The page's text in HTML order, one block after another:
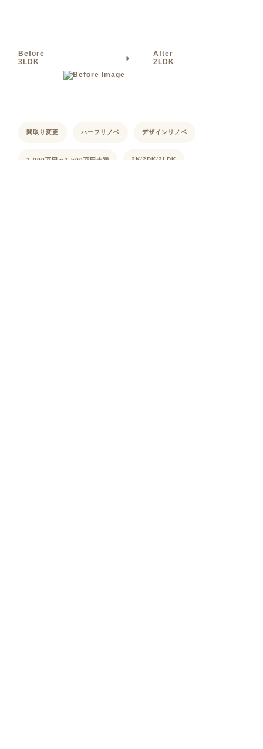
Before
3LDK
After
2LDK
間取り変更 ハーフリノベ デザインリノベ
1,000万円～1,500万円未満 2K/2DK/2LDK